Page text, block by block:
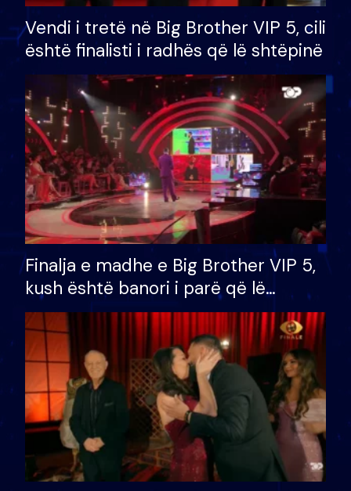
Vendi i tretë në Big Brother VIP 5, cili
është finalisti i radhës që lë shtëpinë
Finalja e madhe e Big Brother VIP 5,
kush është banori i parë që lë
shtëpinë dhe humb mundësinë për
të fituar çmimin e madh